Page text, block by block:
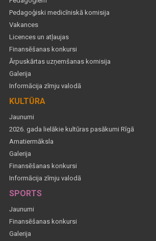
Pedagoģiski medicīniskā komisija
Vakances
Licences un atļaujas
Finansēšanas konkursi
Ārpuskārtas uzņemšanas komisija
Galerija
Informācija zīmju valodā
KULTŪRA
Jaunumi
2026. gada lielākie kultūras pasākumi Rīgā
Amatiermāksla
Galerija
Finansēšanas konkursi
Informācija zīmju valodā
SPORTS
Jaunumi
Finansēšanas konkursi
Galerija